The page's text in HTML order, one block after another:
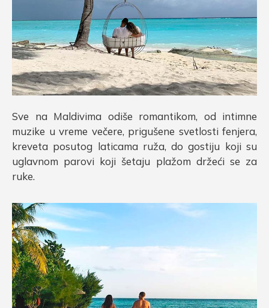
Sve na Maldivima odiše romantikom, od intimne
muzike u vreme večere, prigušene svetlosti fenjera,
kreveta posutog laticama ruža, do gostiju koji su
uglavnom parovi koji šetaju plažom držeći se za
ruke.